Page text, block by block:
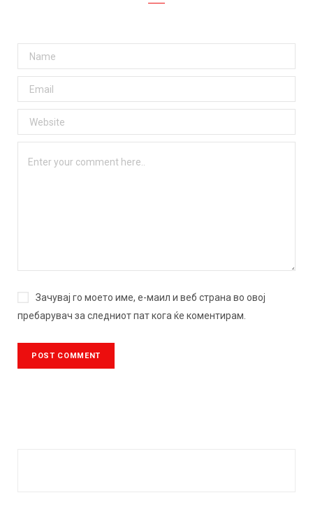
Зачувај го моето име, е-маил и веб страна во овој
пребарувач за следниот пат кога ќе коментирам.